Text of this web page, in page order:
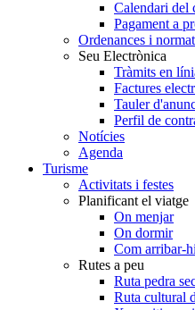
Calendari del
Pagament a
Ordenances i
Seu Electrònica
Tràmits en
Factures
Tauler
Perfil de
Notícies
Agenda
Turisme
Activitats i festes
Planificant el viatge
On menjar
On dormir
Com arribar-
Rutes a peu
Ruta pedra
Ruta cultural